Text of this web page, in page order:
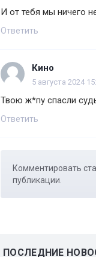
И от тебя мы ничего
Ответить
Кино
5 августа 2024
Твою ж*пу спасли
Ответить
Комментировать
публикации.
ПОСЛЕДНИЕ